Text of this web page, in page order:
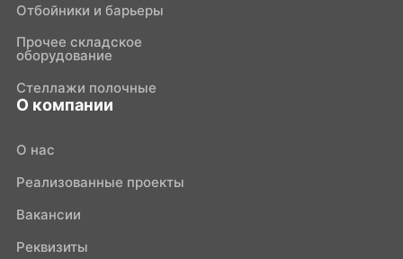
Отбойники и барьеры
Прочее складское
оборудование
Стеллажи полочные
О компании
О нас
Реализованные проекты
Вакансии
Реквизиты